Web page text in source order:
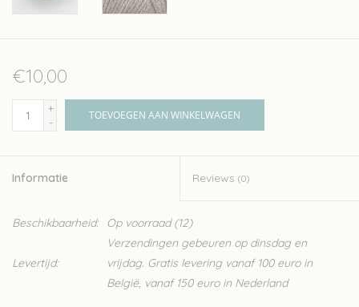
€10,00
+
-
TOEVOEGEN AAN WINKELWAGEN
Informatie Reviews (0)
Beschikbaarheid: Op voorraad(12)
Levertijd:
Verzendingen gebeuren op dinsdag en
vrijdag. Gratis levering vanaf 100 euro in
België, vanaf 150 euro in Nederland